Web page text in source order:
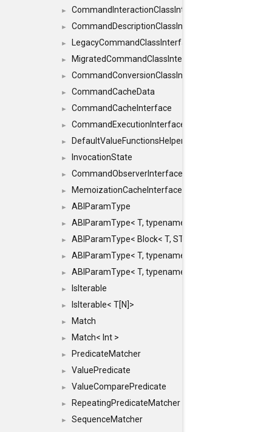
► CommandInteractionClassInterface
► CommandDescriptionClassInterface
► LegacyCommandClassInterface
► MigratedCommandClassInterface
► CommandConversionClassInterface
► CommandCacheData
► CommandCacheInterface
► CommandExecutionInterface
► DefaultValueFunctionsHelper< const Result<
► InvocationState
► CommandObserverInterface
► MemoizationCacheInterface
► ABIParamType
► ABIParamType< T, typename std::enable_if<
► ABIParamType< Block< T, STRIDED, MOVE > >
► ABIParamType< T, typename std::enable_if<
► ABIParamType< T, typename std::enable_if<
► IsIterable
► IsIterable< T[N]>
► Match
► Match< Int >
► PredicateMatcher
► ValuePredicate
► ValueComparePredicate
► RepeatingPredicateMatcher
►
SequenceMatcher